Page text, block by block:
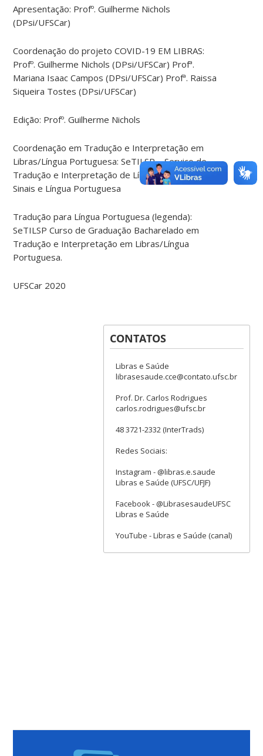
Apresentação: Profº. Guilherme Nichols
(DPsi/UFSCar)
Coordenação do projeto COVID-19 EM LIBRAS:
Profº. Guilherme Nichols (DPsi/UFSCar) Profª.
Mariana Isaac Campos (DPsi/UFSCar) Profª. Raissa
Siqueira Tostes (DPsi/UFSCar)
Edição: Profº. Guilherme Nichols
Coordenação em Tradução e Interpretação em
Libras/Língua Portuguesa: SeTILSP – Serviço de
Tradução e Interpretação de Língua de Brasileira
Sinais e Língua Portuguesa
Tradução para Língua Portuguesa (legenda):
SeTILSP Curso de Graduação Bacharelado em
Tradução e Interpretação em Libras/Língua
Portuguesa.
UFSCar 2020
CONTATOS
Libras e Saúde
librasesaude.cce@contato.ufsc.br
Prof. Dr. Carlos Rodrigues
carlos.rodrigues@ufsc.br
48 3721-2332 (InterTrads)
Redes Sociais:
Instagram - @libras.e.saude
Libras e Saúde (UFSC/UFJF)
Facebook - @LibrasesaudeUFSC
Libras e Saúde
YouTube - Libras e Saúde (canal)